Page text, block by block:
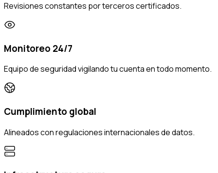
Revisiones constantes por terceros certificados.
Monitoreo 24/7
Equipo de seguridad vigilando tu cuenta en todo momento.
Cumplimiento global
Alineados con regulaciones internacionales de datos.